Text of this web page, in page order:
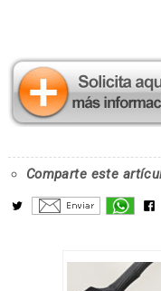
Comparte este